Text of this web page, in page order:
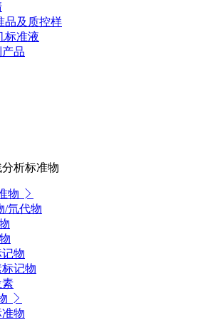
品及质控样
标准液
品
析标准物
物
/氘代物
记物
记物
素
物